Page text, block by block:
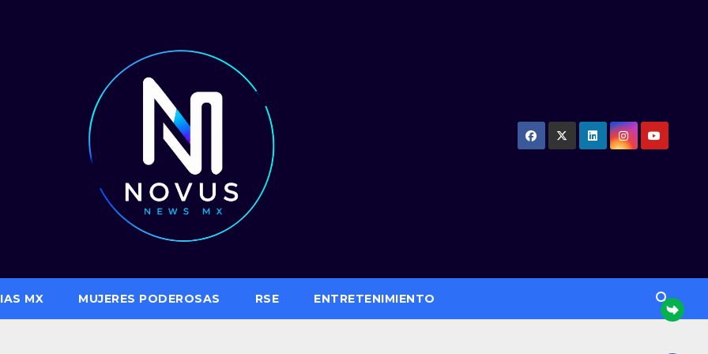
MX MUJERES PODEROSAS RSE ENTRETENIMIENTO